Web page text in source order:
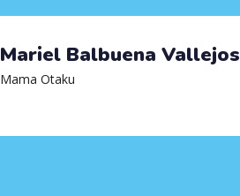
Mariel Balbuena Vallejos
Mama Otaku